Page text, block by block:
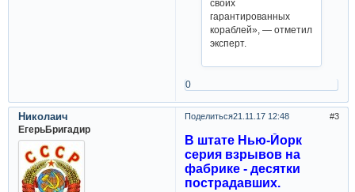
своих
гарантированных
кораблей», — отметил
эксперт.
0
Поделиться 3
21.11.17 12:48
Николаич
ЕгерьБригадир
В штате Нью-Йорк
серия взрывов на
фабрике - десятки
пострадавших.